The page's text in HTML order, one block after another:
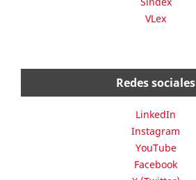
VLex
Redes sociales
LinkedIn
Instagram
YouTube
Facebook